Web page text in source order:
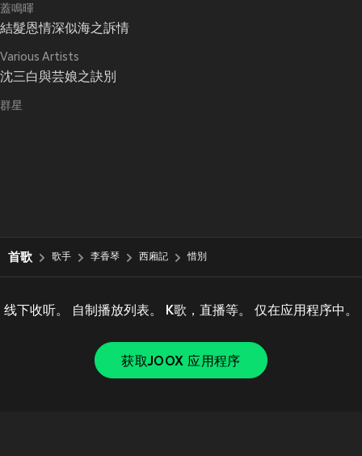
蓋鳴暉
結髮恩情深似海之訴情
Various Artists
沈三白與芸娘之訣別
群星
首歌 歌手 李香琴 西廂記 惜別
线下收听。 自制播放列表。 K歌，直播等。 仅在应用程序中。
获取JOOX 应用程序